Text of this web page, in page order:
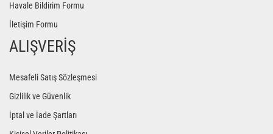
Havale Bildirim Formu
İletişim Formu
ALIŞVERİŞ
Mesafeli Satış Sözleşmesi
Gizlilik ve Güvenlik
İptal ve İade Şartları